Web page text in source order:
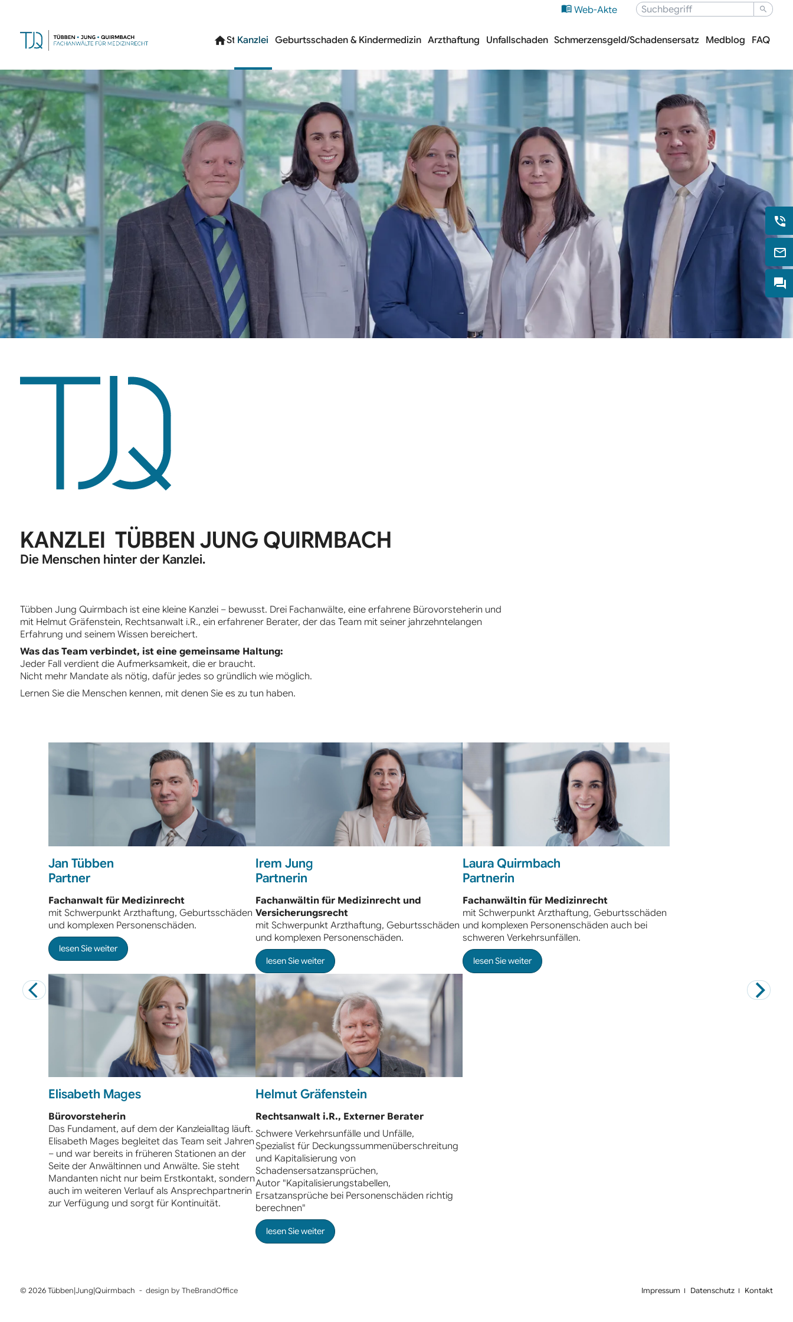
Web-Akte
Startseite
Kanzlei Geburtsschaden & Kindermedizin Arzthaftung Unfallschaden Schmerzensgeld/Schadensersatz Medblog FAQ
KANZLEI TÜBBEN JUNG QUIRMBACH
Die Menschen hinter der Kanzlei.
Tübben Jung Quirmbach ist eine kleine Kanzlei – bewusst. Drei Fachanwälte, eine erfahrene Bürovorsteherin und
mit Helmut Gräfenstein, Rechtsanwalt i.R., ein erfahrener Berater, der das Team mit seiner jahrzehntelangen
Erfahrung und seinem Wissen bereichert.
Was das Team verbindet, ist eine gemeinsame Haltung:
Jeder Fall verdient die Aufmerksamkeit, die er braucht.
Nicht mehr Mandate als nötig, dafür jedes so gründlich wie möglich.
Lernen Sie die Menschen kennen, mit denen Sie es zu tun haben.
Jan Tübben
Partner
Fachanwalt für Medizinrecht
mit Schwerpunkt Arzthaftung, Geburtsschäden
und komplexen Personenschäden.
lesen Sie weiter
Irem Jung
Partnerin
Fachanwältin für Medizinrecht und
Versicherungsrecht
mit Schwerpunkt Arzthaftung, Geburtsschäden
und komplexen Personenschäden.
lesen Sie weiter
Laura Quirmbach
Partnerin
Fachanwältin für Medizinrecht
mit Schwerpunkt Arzthaftung, Geburtsschäden
und komplexen Personenschäden auch bei
schweren Verkehrsunfällen.
lesen Sie weiter
Elisabeth Mages
Bürovorsteherin
Das Fundament, auf dem der Kanzleialltag läuft.
Elisabeth Mages begleitet das Team seit Jahren
– und war bereits in früheren Stationen an der
Seite der Anwältinnen und Anwälte. Sie steht
Mandanten nicht nur beim Erstkontakt, sondern
auch im weiteren Verlauf als Ansprechpartnerin
zur Verfügung und sorgt für Kontinuität.
Helmut Gräfenstein
Rechtsanwalt i.R., Externer Berater
Schwere Verkehrsunfälle und Unfälle,
Spezialist für Deckungssummenüberschreitung
und Kapitalisierung von
Schadensersatzansprüchen,
Autor "Kapitalisierungstabellen,
Ersatzansprüche bei Personenschäden richtig
berechnen"
lesen Sie weiter
© 2026 Tübben|Jung|Quirmbach design by TheBrandOffice
Navigation
Impressum Datenschutz Kontakt